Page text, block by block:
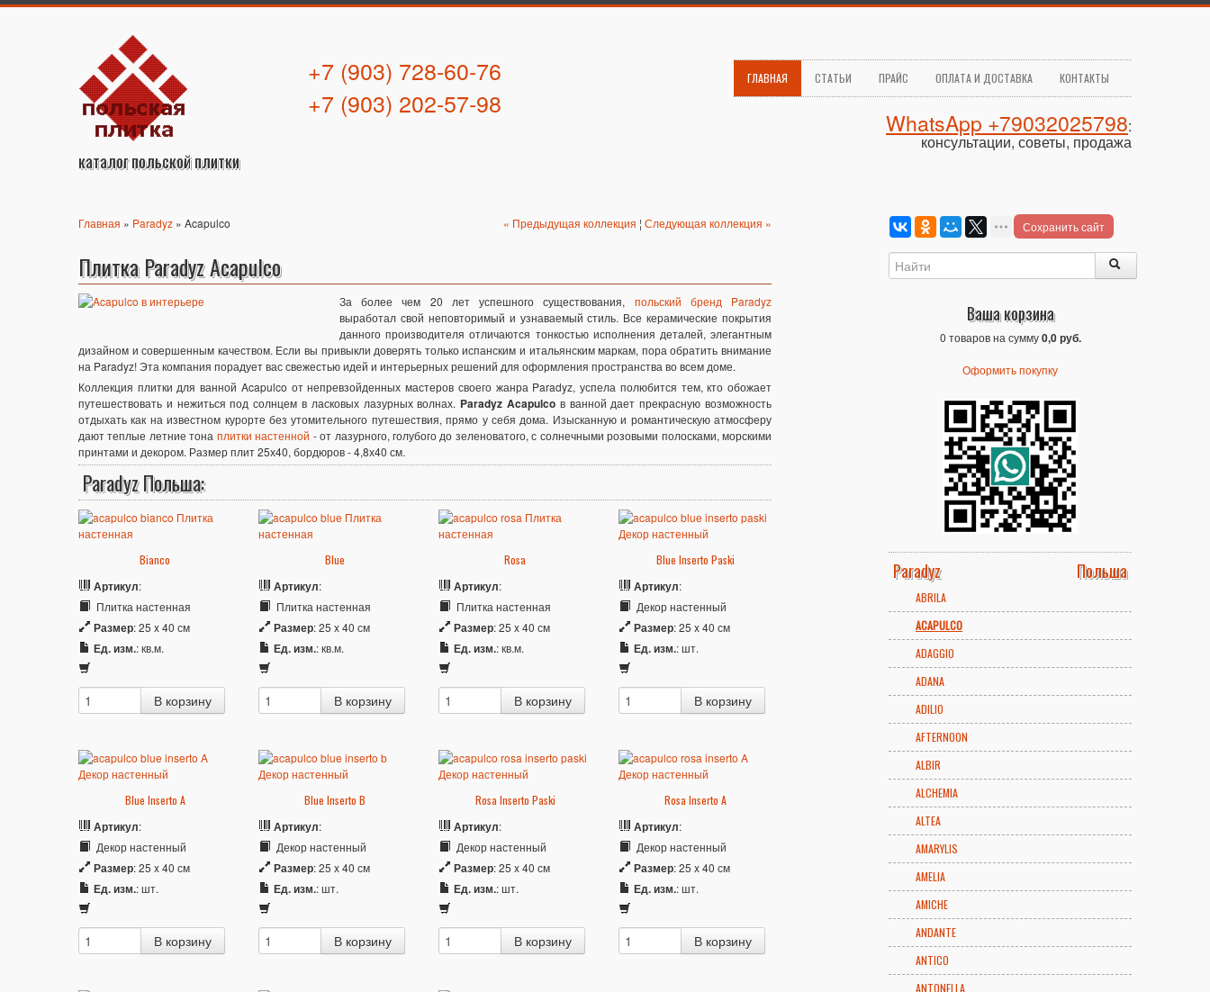
каталог польской плитки
+7 (903) 728-60-76
+7 (903) 202-57-98
ГЛАВНАЯ СТАТЬИ ПРАЙС ОПЛАТА И ДОСТАВКА КОНТАКТЫ
WhatsApp +79032025798:
консультации, советы, продажа
Главная » Paradyz » Acapulco « Предыдущая коллекция ¦ Следующая коллекция »
Плитка Paradyz Acapulco
За более чем 20 лет успешного существования, польский бренд Paradyz
выработал свой неповторимый и узнаваемый стиль. Все керамические покрытия
данного производителя отличаются тонкостью исполнения деталей, элегантным
дизайном и совершенным качеством. Если вы привыкли доверять только испанским и итальянским маркам, пора обратить внимание
на Paradyz! Эта компания порадует вас свежестью идей и интерьерных решений для оформления пространства во всем доме.
Коллекция плитки для ванной Acapulco от непревзойденных мастеров своего жанра Paradyz, успела полюбится тем, кто обожает
путешествовать и нежиться под солнцем в ласковых лазурных волнах. Paradyz Acapulco в ванной дает прекрасную возможность
отдыхать как на известном курорте без утомительного путешествия, прямо у себя дома. Изысканную и романтическую атмосферу
дают теплые летние тона плитки настенной - от лазурного, голубого до зеленоватого, с солнечными розовыми полосками, морскими
принтами и декором. Размер плит 25х40, бордюров - 4,8х40 см.
Paradyz Польша:
Bianco
Артикул:
Плитка настенная
Размер: 25 x 40 см
Ед. изм.: кв.м.
Blue
Артикул:
Плитка настенная
Размер: 25 x 40 см
Ед. изм.: кв.м.
Rosa
Артикул:
Плитка настенная
Размер: 25 x 40 см
Ед. изм.: кв.м.
Blue Inserto Paski
Артикул:
Декор настенный
Размер: 25 x 40 см
Ед. изм.: шт.
Blue Inserto A
Артикул:
Декор настенный
Размер: 25 x 40 см
Ед. изм.: шт.
Blue Inserto B
Артикул:
Декор настенный
Размер: 25 x 40 см
Ед. изм.: шт.
Rosa Inserto Paski
Артикул:
Декор настенный
Размер: 25 x 40 см
Ед. изм.: шт.
Rosa Inserto A
Артикул:
Декор настенный
Размер: 25 x 40 см
Ед. изм.: шт.
Сохранить сайт
Ваша корзина
0 товаров на сумму0,0 руб.
Оформить покупку
Paradyz Польша
ABRILA
ACAPULCO
ADAGGIO
ADANA
ADILIO
AFTERNOON
ALBIR
ALCHEMIA
ALTEA
AMARYLIS
AMELIA
AMICHE
ANDANTE
ANTICO
ANTONELLA